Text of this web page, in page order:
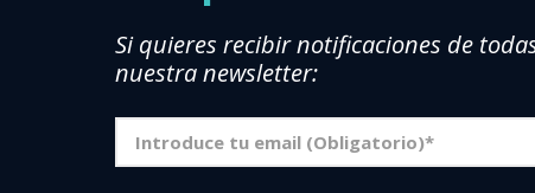
Si quieres recibir notificaciones de
nuestra newsletter: